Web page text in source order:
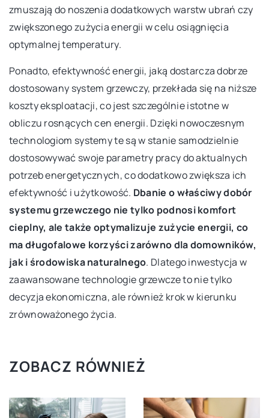
zmuszają do noszenia dodatkowych warstw ubrań czy
zwiększonego zużycia energii w celu osiągnięcia
optymalnej temperatury.
Ponadto, efektywność energii, jaką dostarcza dobrze
dostosowany system grzewczy, przekłada się na niższe
koszty eksploatacji, co jest szczególnie istotne w
obliczu rosnących cen energii. Dzięki nowoczesnym
technologiom systemy te są w stanie samodzielnie
dostosowywać swoje parametry pracy do aktualnych
potrzeb energetycznych, co dodatkowo zwiększa ich
efektywność i użytkowość. Dbanie o właściwy dobór
systemu grzewczego nie tylko podnosi komfort
cieplny, ale także optymalizuje zużycie energii, co
ma długofalowe korzyści zarówno dla domowników,
jak i środowiska naturalnego. Dlatego inwestycja w
zaawansowane technologie grzewcze to nie tylko
decyzja ekonomiczna, ale również krok w kierunku
zrównoważonego życia.
ZOBACZ RÓWNIEŻ